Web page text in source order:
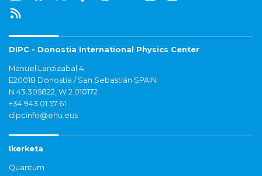
DIPC - Donostia International Physics Center
Manuel Lardizabal 4
E20018 Donostia / San Sebastián SPAIN
N 43.305822, W 2.010172
+34 943 01 57 61
dipcinfo@ehu.eus
Ikerketa
Quantum